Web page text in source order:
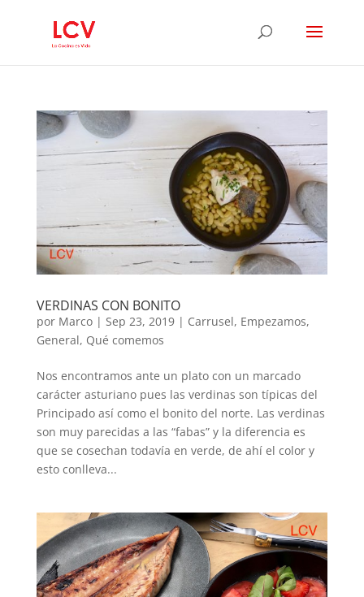
VERDINAS CON BONITO
por Marco| Sep 23, 2019| Carrusel, Empezamos,
General, Qué comemos
Nos encontramos ante un plato con un marcado
carácter asturiano pues las verdinas son típicas del
Principado así como el bonito del norte. Las verdinas
son muy parecidas a las “fabas” y la diferencia es
que se cosechan todavía en verde, de ahí el color y
esto conlleva...